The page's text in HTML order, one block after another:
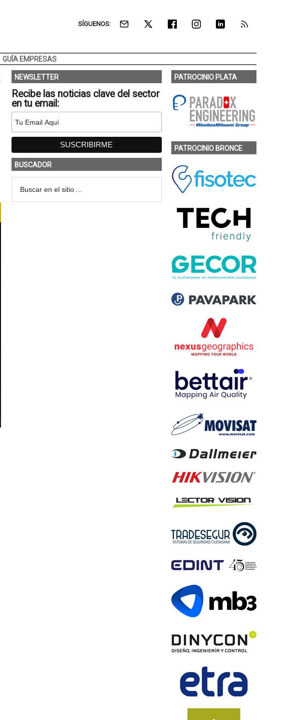
SÍGUENOS:
GUÍA EMPRESAS
NEWSLETTER
Recibe las noticias clave del sector
en tu email:
BUSCADOR
PATROCINIO PLATA
PATROCINIO BRONCE